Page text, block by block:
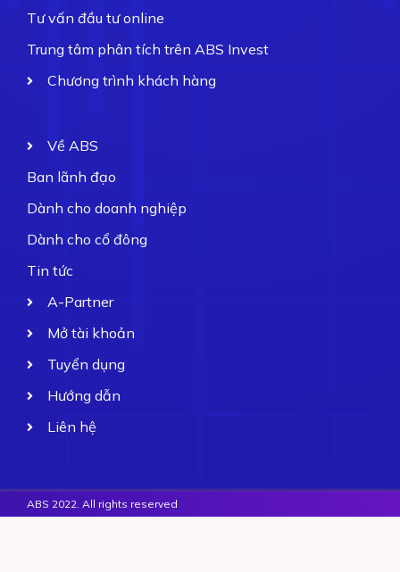
Tư vấn đầu tư online
Trung tâm phân tích trên ABS Invest
Chương trình khách hàng
Về ABS
Ban lãnh đạo
Dành cho doanh nghiệp
Dành cho cổ đông
Tin tức
A-Partner
Mở tài khoản
Tuyển dụng
Hướng dẫn
Liên hệ
ABS 2022. All rights reserved